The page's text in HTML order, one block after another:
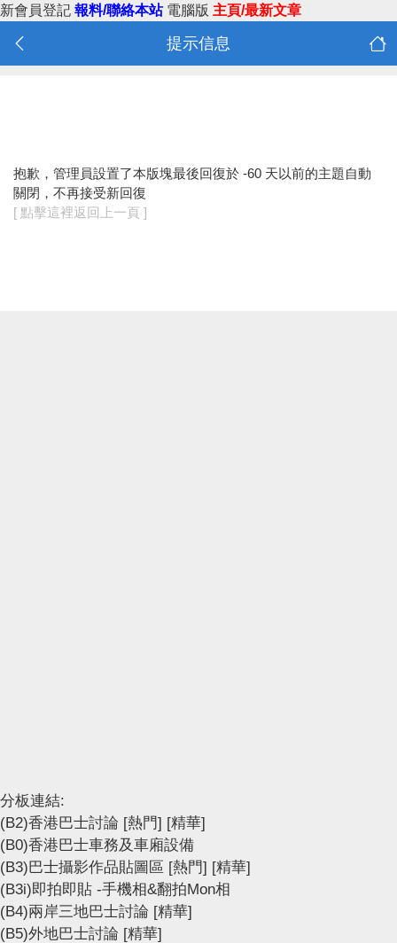
新會員登記 報料/聯絡本站 電腦版 主頁/最新文章
提示信息
抱歉，管理員設置了本版塊最後回復於 -60 天以前的主題自動
關閉，不再接受新回復
[ 點擊這裡返回上一頁 ]
分板連結:
(B2)香港巴士討論 [熱門] [精華]
(B0)香港巴士車務及車廂設備
(B3)巴士攝影作品貼圖區 [熱門] [精華]
(B3i)即拍即貼 -手機相&翻拍Mon相
(B4)兩岸三地巴士討論 [精華]
(B5)外地巴士討論 [精華]